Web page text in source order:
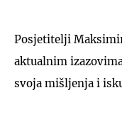
Posjetitelji
aktualnim
svoja mišljenja i